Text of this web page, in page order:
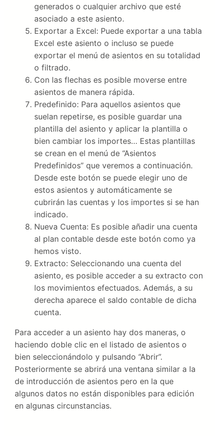
generados o cualquier archivo que esté
asociado a este asiento.
Exportar a Excel: Puede exportar a una tabla
Excel este asiento o incluso se puede
exportar el menú de asientos en su totalidad
o filtrado.
Con las flechas es posible moverse entre
asientos de manera rápida.
Predefinido: Para aquellos asientos que
suelan repetirse, es posible guardar una
plantilla del asiento y aplicar la plantilla o
bien cambiar los importes… Estas plantillas
se crean en el menú de “Asientos
Predefinidos” que veremos a continuación.
Desde este botón se puede elegir uno de
estos asientos y automáticamente se
cubrirán las cuentas y los importes si se han
indicado.
Nueva Cuenta: Es posible añadir una cuenta
al plan contable desde este botón como ya
hemos visto.
Extracto: Seleccionando una cuenta del
asiento, es posible acceder a su extracto con
los movimientos efectuados. Además, a su
derecha aparece el saldo contable de dicha
cuenta.
Para acceder a un asiento hay dos maneras, o
haciendo doble clic en el listado de asientos o
bien seleccionándolo y pulsando “Abrir”.
Posteriormente se abrirá una ventana similar a la
de introducción de asientos pero en la que
algunos datos no están disponibles para edición
en algunas circunstancias.